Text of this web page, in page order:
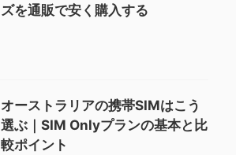
ズを通販で安く購入する
オーストラリアの携帯SIMはこう
選ぶ｜SIM Onlyプランの基本と比
較ポイント